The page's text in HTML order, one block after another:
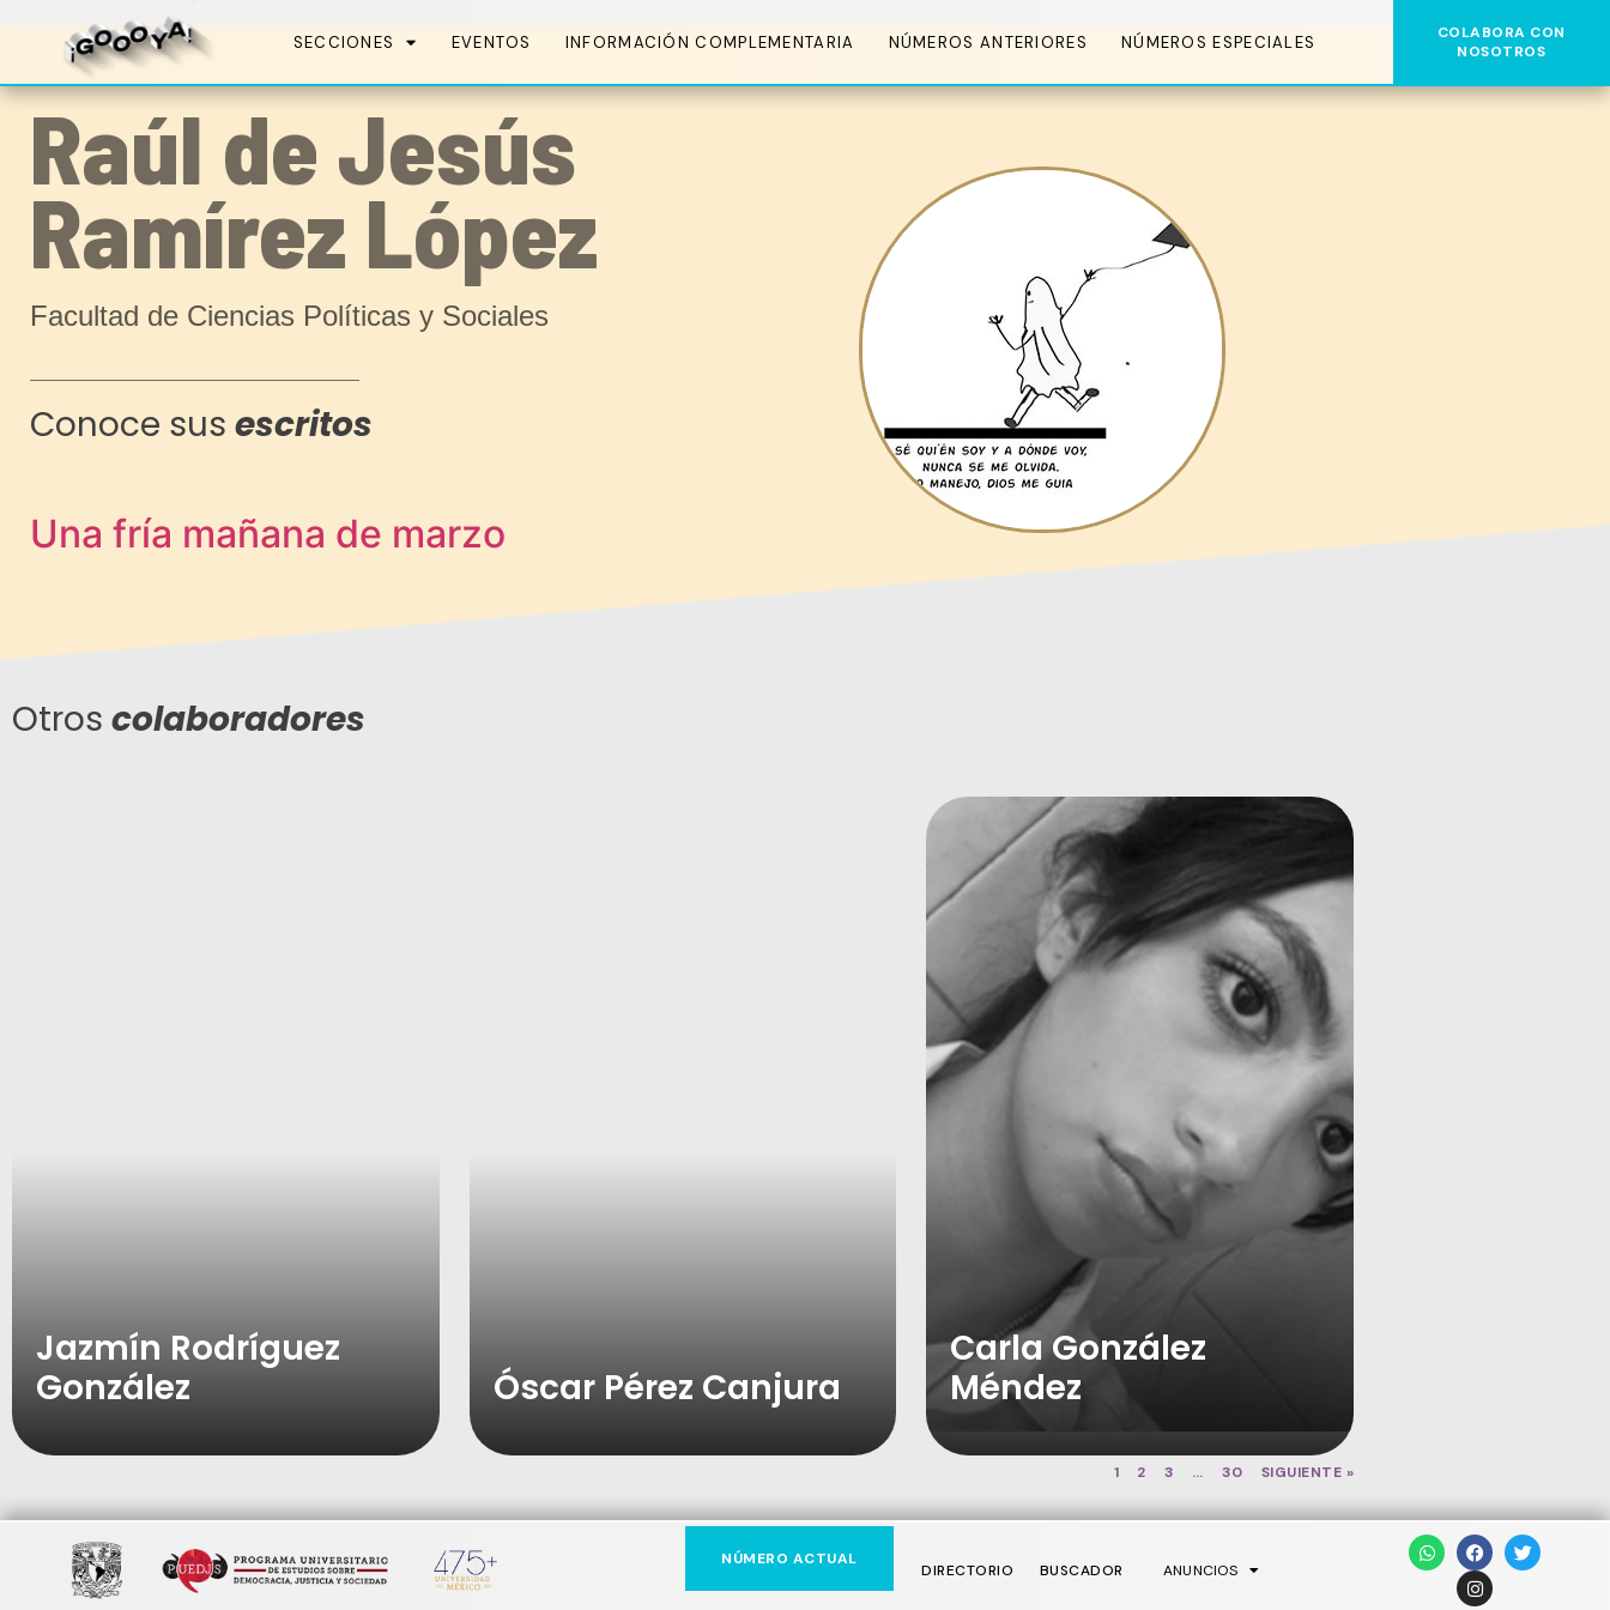
SECCIONES EVENTOS INFORMACIÓN COMPLEMENTARIA NÚMEROS ANTERIORES NÚMEROS ESPECIALES
COLABORA CON
NOSOTROS
Raúl de Jesús
Ramírez López
Facultad de Ciencias Políticas y Sociales
Conoce sus escritos
Una fría mañana de marzo
Otros colaboradores
Jazmín Rodríguez
González
Óscar Pérez Canjura
Carla González
Méndez
1 2 3 … 30 SIGUIENTE »
NÚMERO ACTUAL
DIRECTORIO BUSCADOR ANUNCIOS